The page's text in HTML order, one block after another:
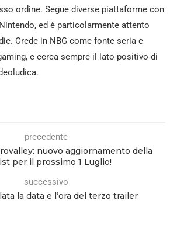
ordine. Segue diverse piattaforme con
ed è particolarmente attento
Crede in NBG come fonte seria e
e cerca sempre il lato positivo di
precedente
nuovo aggiornamento della
per il prossimo 1 Luglio!
successivo
la data e l’ora del terzo trailer